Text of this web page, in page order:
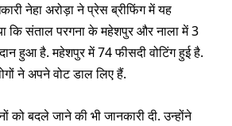
नेहा अरोड़ा ने प्रेस ब्रीफिंग में यह
कि संताल परगना के महेशपुर और नाला में 3
हुआ है. महेशपुर में 74 फीसदी वोटिंग हुई है.
ने अपने वोट डाल लिए हैं.
को बदले जाने की भी जानकारी दी. उन्होंने